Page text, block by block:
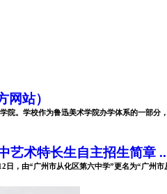
站）
院。学校作为鲁迅美术学院办学体系的一部分
艺术特长生自主招生简章
日，由“广州市从化区第六中学”更名为“广州市